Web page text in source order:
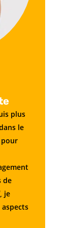
plus
le
pour
de
je